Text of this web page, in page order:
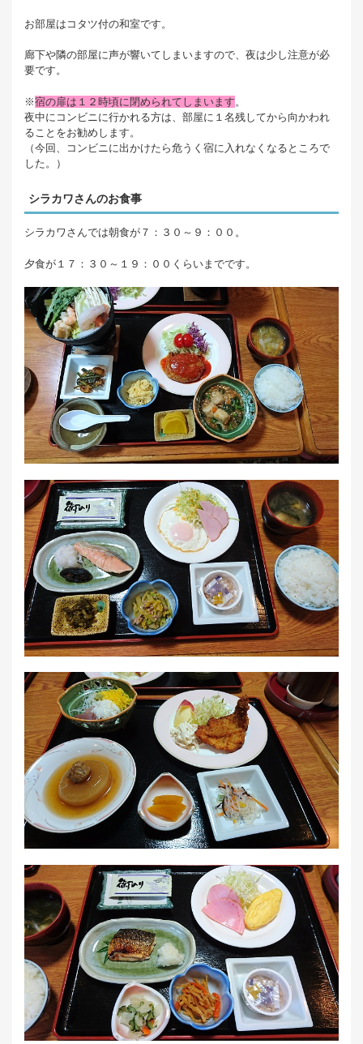
お部屋はコタツ付の和室です。
廊下や隣の部屋に声が響いてしまいますので、夜は少し注意が必
要です。
※宿の扉は１２時頃に閉められてしまいます 。
夜中にコンビニに行かれる方は、部屋に１名残してから向かわれ
ることをお勧めします。
（今回、コンビニに出かけたら危うく宿に入れなくなるところで
した。）
シラカワさんのお食事
シラカワさんでは朝食が７：３０～９：００。
夕食が１７：３０～１９：００くらいまでです。